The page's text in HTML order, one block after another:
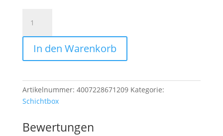
Sichtbox
PP
Größe
1
115x100x75
mm
Sichtlagerbox
Lagerbox
In den Warenkorb
Artikelnummer: 4007228671209 Kategorie:
Schichtbox
Bewertungen